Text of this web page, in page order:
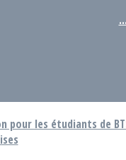
pour les étudiants de